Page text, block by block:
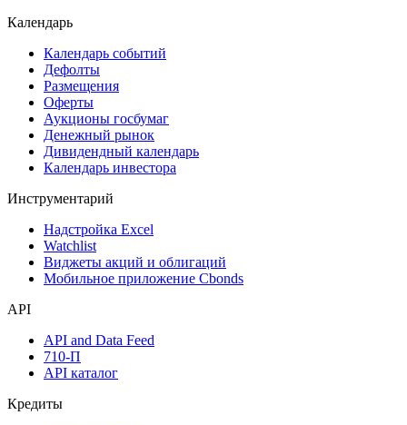
Календарь
Календарь событий
Дефолты
Размещения
Оферты
Аукционы госбумаг
Денежный рынок
Дивидендный календарь
Календарь инвестора
Инструментарий
Надстройка Excel
Watchlist
Виджеты акций и облигаций
Мобильное приложение Cbonds
API
API and Data Feed
710-П
API каталог
Кредиты